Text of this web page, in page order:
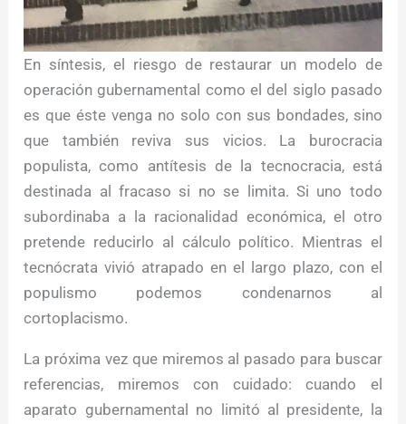
En síntesis, el riesgo de restaurar un modelo de
operación gubernamental como el del siglo pasado
es que éste venga no solo con sus bondades, sino
que también reviva sus vicios. La burocracia
populista, como antítesis de la tecnocracia, está
destinada al fracaso si no se limita. Si uno todo
subordinaba a la racionalidad económica, el otro
pretende reducirlo al cálculo político. Mientras el
tecnócrata vivió atrapado en el largo plazo, con el
populismo podemos condenarnos al
cortoplacismo.
La próxima vez que miremos al pasado para buscar
referencias, miremos con cuidado: cuando el
aparato gubernamental no limitó al presidente, la